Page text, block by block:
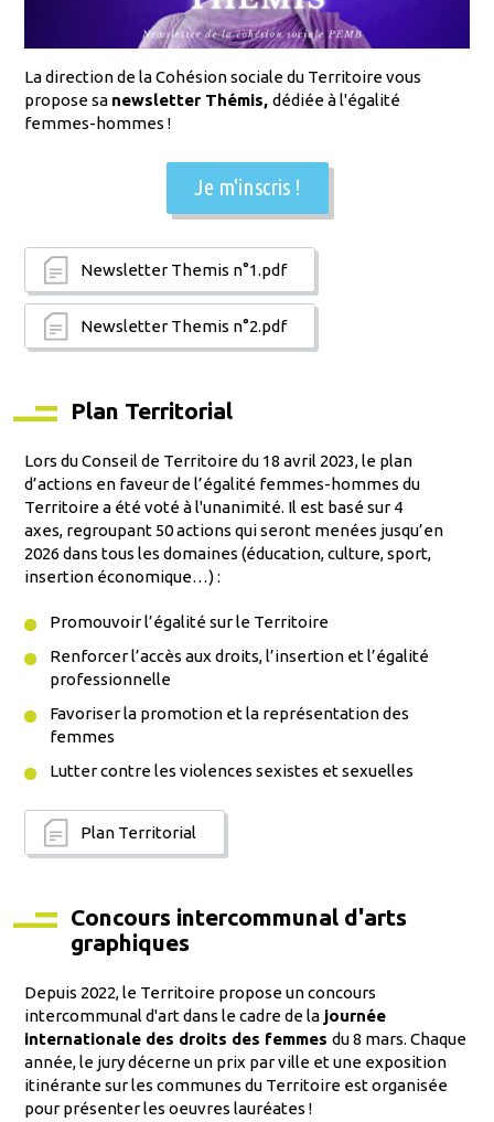
La direction de la Cohésion sociale du Territoire vous
propose sa newsletter Thémis,dédiée à l'égalité
femmes-hommes !
Je m'inscris !
Newsletter Themis n°1.pdf
Newsletter Themis n°2.pdf
Plan Territorial
Lors du Conseil de Territoire du 18 avril 2023, le plan
d’actions en faveur de l’égalité femmes-hommes du
Territoire a été voté à l'unanimité. Il est basé sur 4
axes, regroupant 50 actions qui seront menées jusqu’en
2026 dans tous les domaines (éducation, culture, sport,
insertion économique…) :
Promouvoir l’égalité sur le Territoire
Renforcer l’accès aux droits, l’insertion et l’égalité
professionnelle
Favoriser la promotion et la représentation des
femmes
Lutter contre les violences sexistes et sexuelles
Plan Territorial
Concours intercommunal d'arts
graphiques
Depuis 2022, le Territoire propose un concours
intercommunal d'art dans le cadre de la journée
internationale des droits des femmesdu 8 mars. Chaque
année, le jury décerne un prix par ville et une exposition
itinérante sur les communes du Territoire est organisée
pour présenter les oeuvres lauréates !